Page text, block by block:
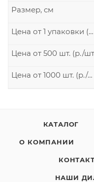
Размер, см
Цена от 1 упаковки (р./шт.)
Цена от 500 шт. (р./
Цена от 1000 шт. (р./шт.)
КАТАЛОГ
О КОМПАНИИ
НАШИ